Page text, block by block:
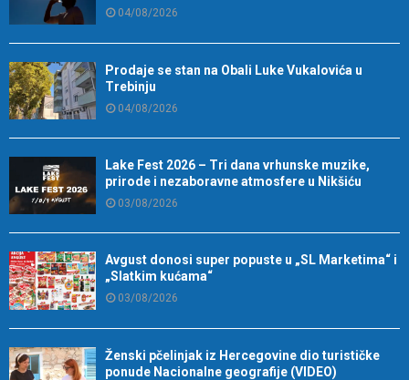
04/08/2026
Prodaje se stan na Obali Luke Vukalovića u
Trebinju
04/08/2026
Lake Fest 2026 – Tri dana vrhunske muzike,
prirode i nezaboravne atmosfere u Nikšiću
03/08/2026
Avgust donosi super popuste u „SL Marketima“ i
„Slatkim kućama“
03/08/2026
Ženski pčelinjak iz Hercegovine dio turističke
ponude Nacionalne geografije (VIDEO)